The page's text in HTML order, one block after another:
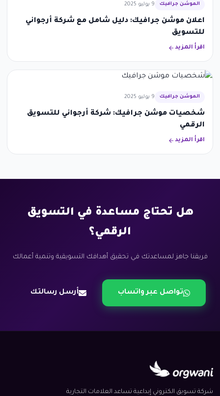
الموشن جرافيك 9 يوليو 2025
اعلان موشن جرافيك: دليل شامل مع شركة أرجواني
للتسويق
اقرأ المزيد
الموشن جرافيك 9 يوليو 2025
شخصيات موشن جرافيك: شركة أرجواني للتسويق
الرقمي
اقرأ المزيد
هل تحتاج مساعدة في التسويق
الرقمي؟
فريقنا جاهز لمساعدتك في تحقيق أهدافك التسويقية وتنمية أعمالك
تواصل عبر واتساب أرسل رسالتك
شركة تسويق الكتروني إبداعية تساعد العلامات التجارية